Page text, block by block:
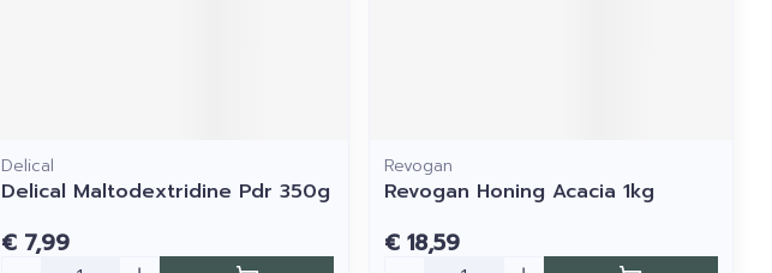
Delical
Delical Maltodextridine Pdr 350g
€ 7,99
Revogan
Revogan Honing Acacia 1kg
€ 18,59